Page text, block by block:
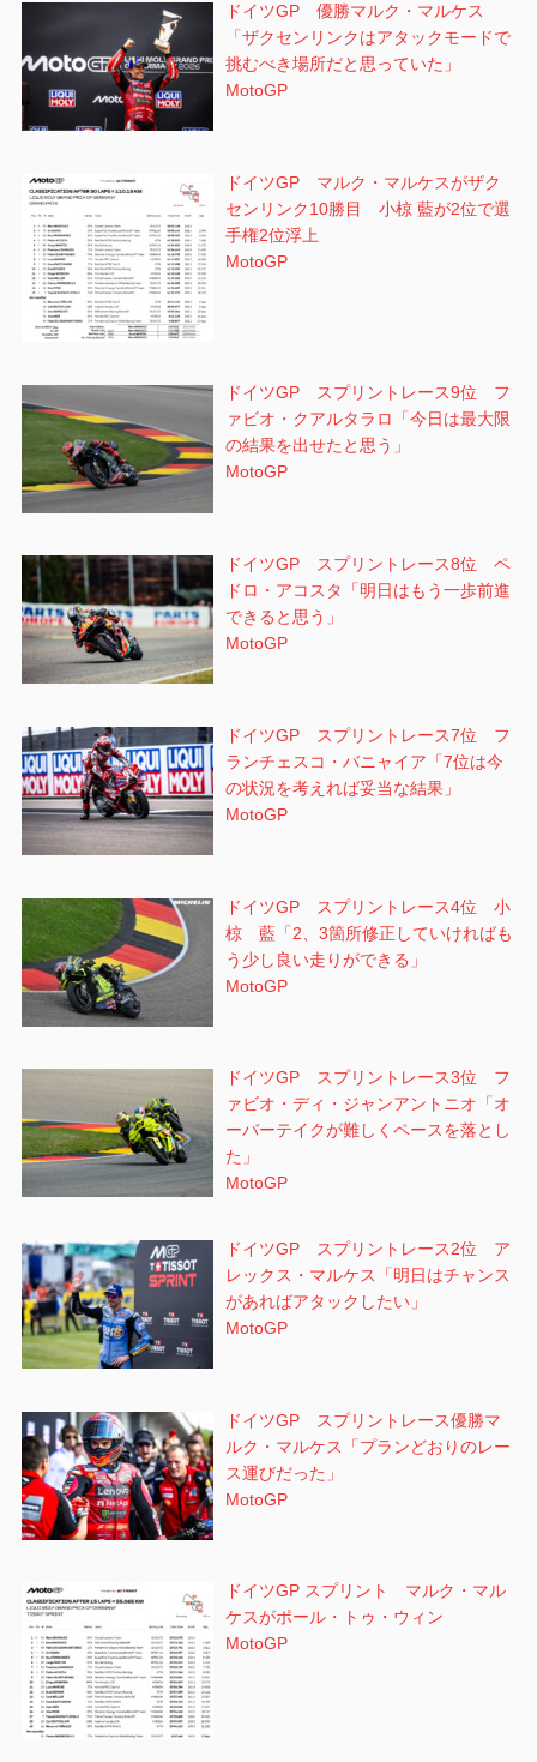
ドイツGP 優勝マルク・マルケス
「ザクセンリンクはアタックモードで
挑むべき場所だと思っていた」
MotoGP
ドイツGP マルク・マルケスがザク
センリンク10勝目 小椋 藍が2位で選
手権2位浮上
MotoGP
ドイツGP スプリントレース9位 フ
ァビオ・クアルタラロ「今日は最大限
の結果を出せたと思う」
MotoGP
ドイツGP スプリントレース8位 ペ
ドロ・アコスタ「明日はもう一歩前進
できると思う」
MotoGP
ドイツGP スプリントレース7位 フ
ランチェスコ・バニャイア「7位は今
の状況を考えれば妥当な結果」
MotoGP
ドイツGP スプリントレース4位 小
椋 藍「2、3箇所修正していければも
う少し良い走りができる」
MotoGP
ドイツGP スプリントレース3位 フ
ァビオ・ディ・ジャンアントニオ「オ
ーバーテイクが難しくペースを落とし
た」
MotoGP
ドイツGP スプリントレース2位 ア
レックス・マルケス「明日はチャンス
があればアタックしたい」
MotoGP
ドイツGP スプリントレース優勝マ
ルク・マルケス「プランどおりのレー
ス運びだった」
MotoGP
ドイツGP スプリント マルク・マル
ケスがポール・トゥ・ウィン
MotoGP